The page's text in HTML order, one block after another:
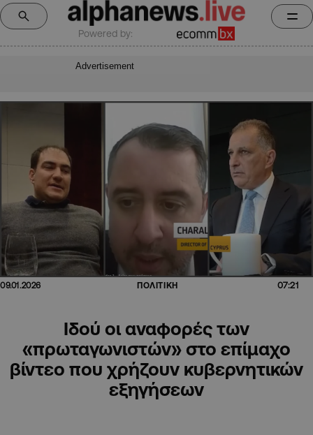
Powered by:
Advertisement
09.01.2026 ΠΟΛΙΤΙΚΗ 07:21
Ιδού οι αναφορές των
«πρωταγωνιστών» στο επίμαχο
βίντεο που χρήζουν κυβερνητικών
εξηγήσεων